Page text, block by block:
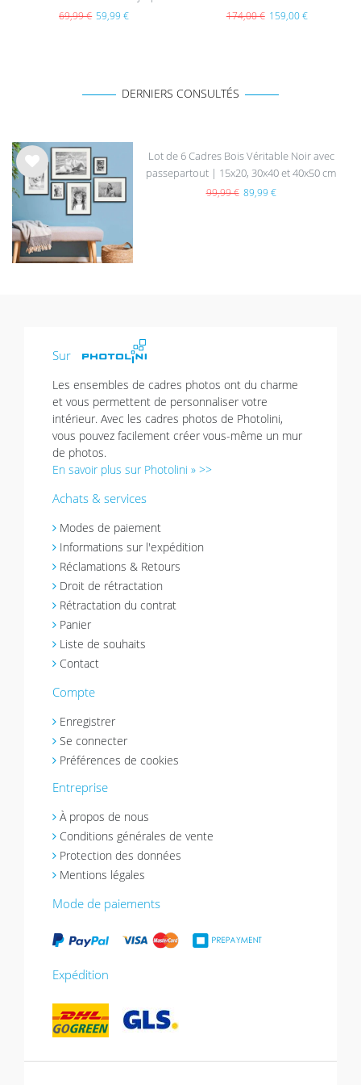
69,99 € 59,99 €
acrylique
174,00 € 159,00 €
DERNIERS CONSULTÉS
List
e de
hait
s
Lot de 6 Cadres Bois Véritable Noir avec
passepartout | 15x20, 30x40 et 40x50 cm
99,99 € 89,99 €
Sur
Les ensembles de cadres photos ont du charme
et vous permettent de personnaliser votre
intérieur. Avec les cadres photos de Photolini,
vous pouvez facilement créer vous-même un mur
de photos.
En savoir plus sur Photolini » >>
Achats & services
Modes de paiement
Informations sur l'expédition
Réclamations & Retours
Droit de rétractation
Rétractation du contrat
Panier
Liste de souhaits
Contact
Compte
Enregistrer
Se connecter
Préférences de cookies
Entreprise
À propos de nous
Conditions générales de vente
Protection des données
Mentions légales
Mode de paiements
Expédition